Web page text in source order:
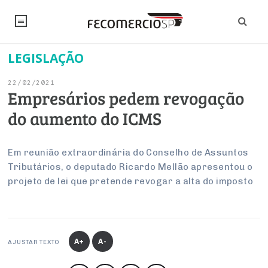
NOTÍCIAS
Artigos
PROJETOS ESPECIAIS:
Economia
Brasil
Economia Digital
Legislação
Trabalho
Arbitragem e Mediação
Reforma Tributária
Negócios
ESG
Últimas Notícias
PESQUISAS
FALE CONOSCO
INSTITUCIONAL
Negociações Coletivas
Conselho de Turismo
EMPRESAS
LEGISLAÇÃO
22/02/2021
Empresários pedem revogação
do aumento do ICMS
Em reunião extraordinária do Conselho de Assuntos
Tributários, o deputado Ricardo Mellão apresentou o
projeto de lei que pretende revogar a alta do imposto
AJUSTAR TEXTO A+ A-